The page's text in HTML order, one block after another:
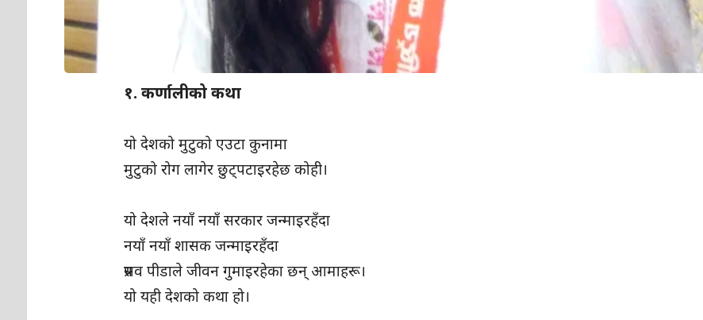
१. कर्णालीको कथा
‎यो देशको मुटुको एउटा कुनामा
‎मुटुको रोग लागेर छुट्पटाइरहेछ कोही।
‎यो देशले नयाँ नयाँ सरकार जन्माइरहँदा
‎नयाँ नयाँ शासक जन्माइरहँदा
‎प्रसव पीडाले जीवन गुमाइरहेका छन् आमाहरू।
‎यो यही देशको कथा हो।